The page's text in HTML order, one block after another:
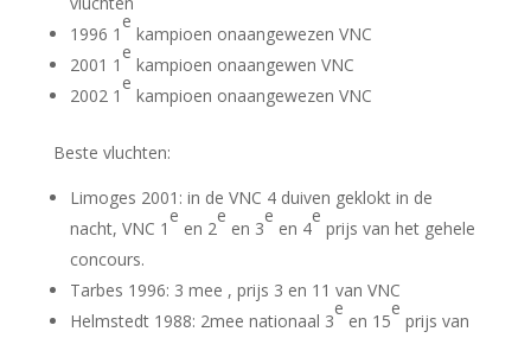
1996 1
e
kampioen onaangewezen VNC
2001 1
e
kampioen onaangewen VNC
2002 1
e
kampioen onaangewezen VNC
Beste vluchten:
Limoges 2001: in de VNC 4 duiven geklokt in de
nacht, VNC 1
e
en 2
e
en 3
e
en 4
e
prijs van het gehele
concours.
Tarbes 1996: 3 mee , prijs 3 en 11 van VNC
Helmstedt 1988: 2mee nationaal 3
e
en 15
e
prijs van